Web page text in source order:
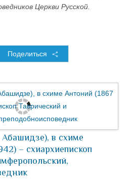
Церкви Русской.
Поделиться
в схиме
– схиархиепископ